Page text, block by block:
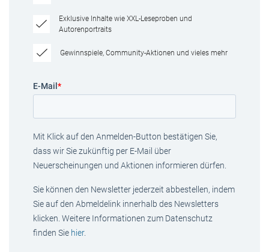
Exklusive Inhalte wie XXL-Leseproben und
Autorenportraits
Gewinnspiele, Community-Aktionen und vieles mehr
E-Mail *
Mit Klick auf den Anmelden-Button bestätigen Sie,
dass wir Sie zukünftig per E-Mail über
Neuerscheinungen und Aktionen informieren dürfen.
Sie können den Newsletter jederzeit abbestellen, indem
Sie auf den Abmeldelink innerhalb des Newsletters
klicken. Weitere Informationen zum Datenschutz
finden Sie hier.